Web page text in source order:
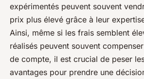
expérimentés peuvent souvent
prix plus élevé grâce à leur
Ainsi, même si les frais semblent
réalisés peuvent souvent
de compte, il est crucial de peser
avantages pour prendre une